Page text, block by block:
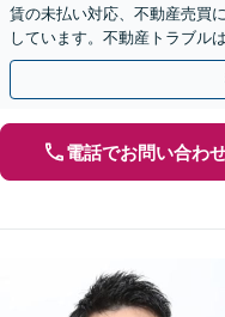
賃の未払い対応、不動産売買
しています。不動産トラブル
ください。【休日・夜間面談
電話でお問い合わ